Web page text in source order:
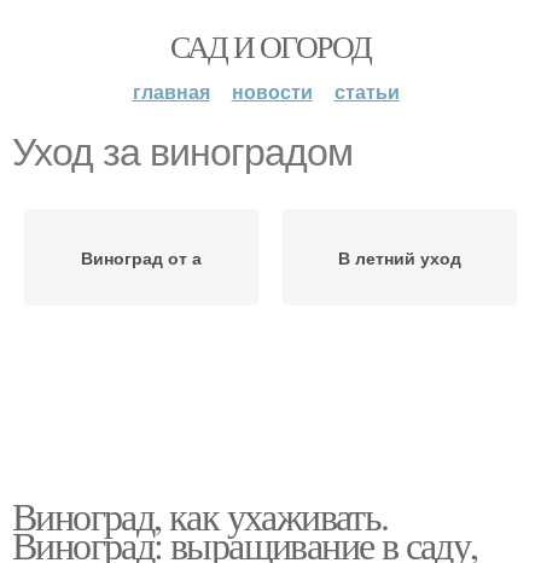
САД И ОГОРОД
главная новости статьи
Уход за виноградом
Виноград от а В летний уход
Виноград, как ухаживать.
Виноград: выращивание в саду,